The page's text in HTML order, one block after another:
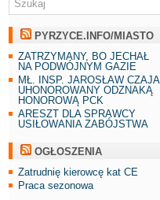
PYRZYCE.INFO/MIASTO
ZATRZYMANY, BO JECHAŁ
NA PODWÓJNYM GAZIE
MŁ. INSP. JAROSŁAW CZAJA
UHONOROWANY ODZNAKĄ
HONOROWĄ PCK
ARESZT DLA SPRAWCY
USIŁOWANIA ZABÓJSTWA
OGŁOSZENIA
Zatrudnię kierowcę kat CE
Praca sezonowa